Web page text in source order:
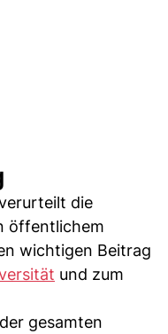
die
öffentlichem
wichtigen Beitrag
und zum
gesamten